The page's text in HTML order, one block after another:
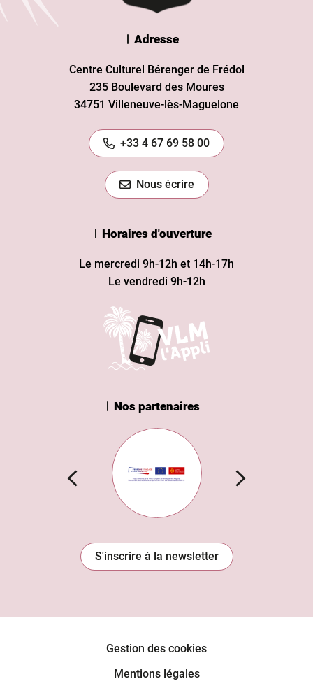
Adresse
Centre Culturel Bérenger de Frédol
235 Boulevard des Moures
34751 Villeneuve-lès-Maguelone
+33 4 67 69 58 00
Nous écrire
Horaires d'ouverture
Le mercredi 9h-12h et 14h-17h
Le vendredi 9h-12h
Nos partenaires
Subvention européenne
S'inscrire à la newsletter
Gestion des cookies
Mentions légales